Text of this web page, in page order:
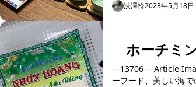
渋澤怜2023年5月18日
ホーチミ
-- 13706 -- Article Image -- ベトナム南部のビーチリゾート、ニャチャン。 海岸沿いに
ーフード、美しい海